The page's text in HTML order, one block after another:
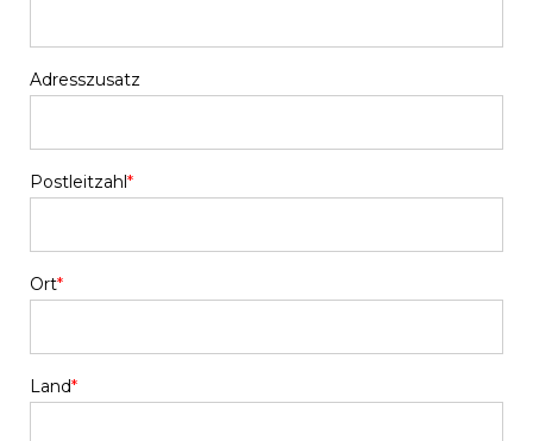
Adresszusatz
Postleitzahl*
Ort*
Land*